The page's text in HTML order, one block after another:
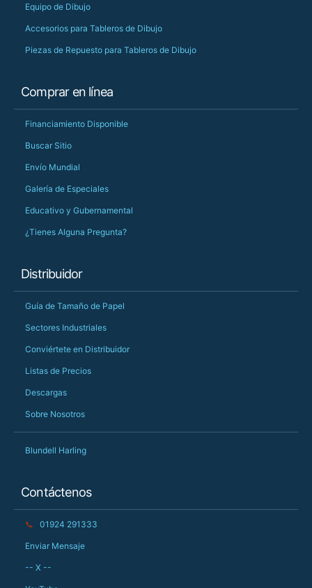
Equipo de Dibujo
Accesorios para Tableros de Dibujo
Piezas de Repuesto para Tableros de Dibujo
Comprar en línea
Financiamiento Disponible
Buscar Sitio
Envío Mundial
Galería de Especiales
Educativo y Gubernamental
¿Tienes Alguna Pregunta?
Distribuidor
Guía de Tamaño de Papel
Sectores Industriales
Conviértete en Distribuidor
Listas de Precios
Descargas
Sobre Nosotros
Blundell Harling
Contáctenos
📞 01924 291333
Enviar Mensaje
-- X --